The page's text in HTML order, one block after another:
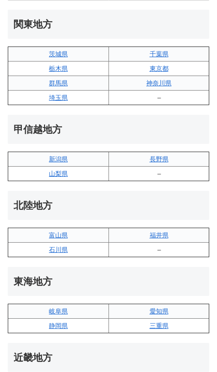
関東地方
茨城県
千葉県
栃木県
東京都
群馬県
神奈川県
埼玉県
–
甲信越地方
新潟県
長野県
山梨県
–
北陸地方
富山県
福井県
石川県
–
東海地方
岐阜県
愛知県
静岡県
三重県
近畿地方